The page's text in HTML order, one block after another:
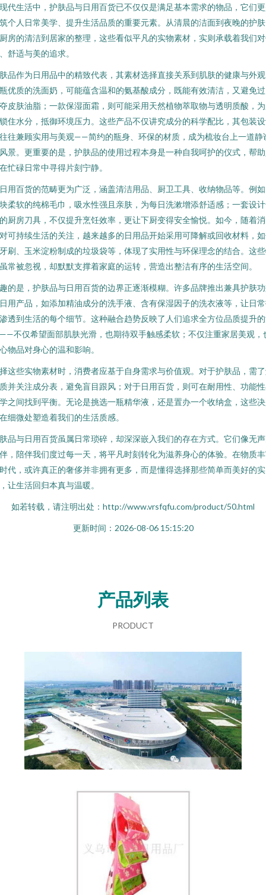
代生活中，护肤品与日用百货已不仅仅是满足基本需求的物品，它们
个人日常美学、提升生活品质的重要元素。从清晨的洁面到夜晚的护
房的清洁到居家的整理，这些看似平凡的实物素材，实则承载着我们
舒适与美的追求。
品作为日用品中的精致代表，其素材选择直接关系到肌肤的健康与外
优质的洗面奶，可能蕴含温和的氨基酸成分，既能有效清洁，又避免
皮肤油脂；一款保湿面霜，则可能采用天然植物萃取物与透明质酸，
住水分，抵御环境压力。这些产品不仅讲究成分的科学配比，其包装
往兼顾实用与美观——简约的瓶身、环保的材质，成为梳妆台上一道静
景。更重要的是，护肤品的使用过程本身是一种自我呵护的仪式，帮
忙碌日常中寻得片刻宁静。
用百货的范畴更为广泛，涵盖清洁用品、厨卫工具、收纳物品等。例
柔软的纯棉毛巾，吸水性强且亲肤，为每日洗漱增添舒适感；一套设
厨房刀具，不仅提升烹饪效率，更让下厨变得安全愉悦。如今，随着
可持续生活的关注，越来越多的日用品开始采用可降解或回收材料，
刷、玉米淀粉制成的垃圾袋等，体现了实用性与环保理念的结合。这
常被忽视，却默默支撑着家庭的运转，营造出整洁有序的生活空间。
的是，护肤品与日用百货的边界正逐渐模糊。许多品牌推出兼具护肤
用产品，如添加精油成分的洗手液、含有保湿因子的洗衣液等，让日
透到生活的每个细节。这种融合趋势反映了人们追求全方位品质提升
不仅希望面部肌肤光滑，也期待双手触感柔软；不仅注重家居美观，
物品对身心的温和影响。
这些实物素材时，消费者应基于自身需求与价值观。对于护肤品，需
并关注成分表，避免盲目跟风；对于日用百货，则可在耐用性、功能
之间找到平衡。无论是挑选一瓶精华液，还是置办一个收纳盒，这些
细微处塑造着我们的生活质感。
品与日用百货虽属日常琐碎，却深深嵌入我们的存在方式。它们像无
，陪伴我们度过每一天，将平凡时刻转化为滋养身心的体验。在物质
代，或许真正的奢侈并非拥有更多，而是懂得选择那些简单而美好的实
让生活回归本真与温暖。
如若转载，请注明出处：http://www.vrsfqfu.com/product/50.html
更新时间：2026-08-06 15:15:20
产品列表
PRODUCT